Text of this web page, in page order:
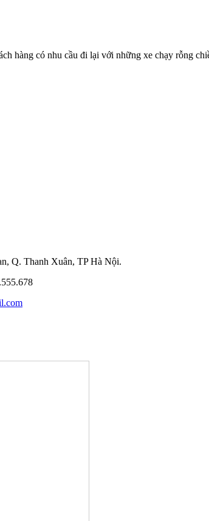
hàng có nhu cầu đi lại với những xe chạy rỗng
Q. Thanh Xuân, TP Hà Nội.